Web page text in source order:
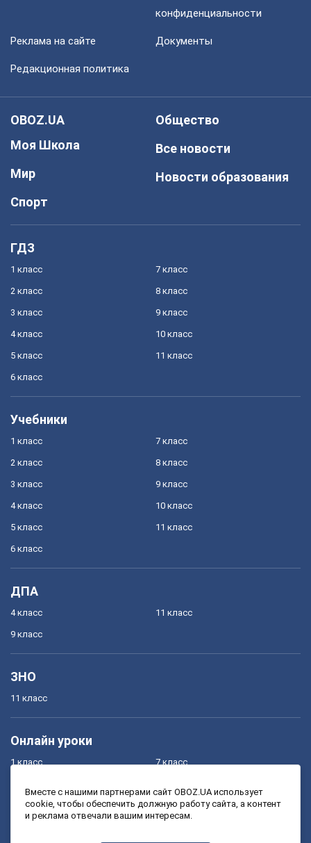
конфиденциальности
Реклама на сайте Документы
Редакционная политика
OBOZ.UA
Моя Школа
Мир
Спорт
Общество
Все новости
Новости образования
ГДЗ
1 класс
2 класс
3 класс
4 класс
5 класс
6 класс
7 класс
8 класс
9 класс
10 класс
11 класс
Учебники
1 класс
2 класс
3 класс
4 класс
5 класс
6 класс
7 класс
8 класс
9 класс
10 класс
11 класс
ДПА
4 класс
9 класс
11 класс
ЗНО
11 класс
Онлайн уроки
1 класс
3 класс
7 класс
9 класс
Вместе с нашими партнерами сайт OBOZ.UA использует
cookie, чтобы обеспечить должную работу сайта, а контент
и реклама отвечали вашим интересам.